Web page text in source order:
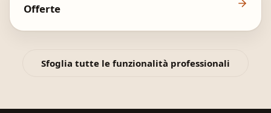
Offerte
Sfoglia tutte le funzionalità professionali